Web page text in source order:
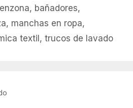
, bañadores,
, manchas en ropa,
textil, trucos de lavado